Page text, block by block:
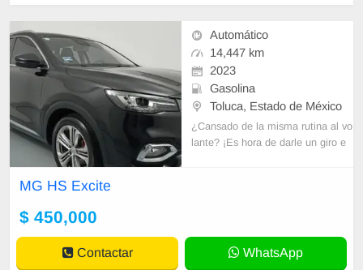
Automático
14,447 km
2023
Gasolina
Toluca, Estado de México
¿Cansado de la misma rutina al vo
lante? ¡Es hora de darle un giro e
MG HS Excite
$ 450,000
Contactar WhatsApp